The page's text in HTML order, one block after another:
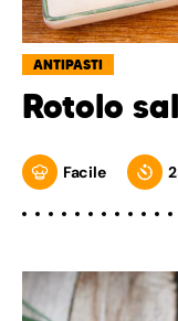
ANTIPASTI
Rotolo
Facile